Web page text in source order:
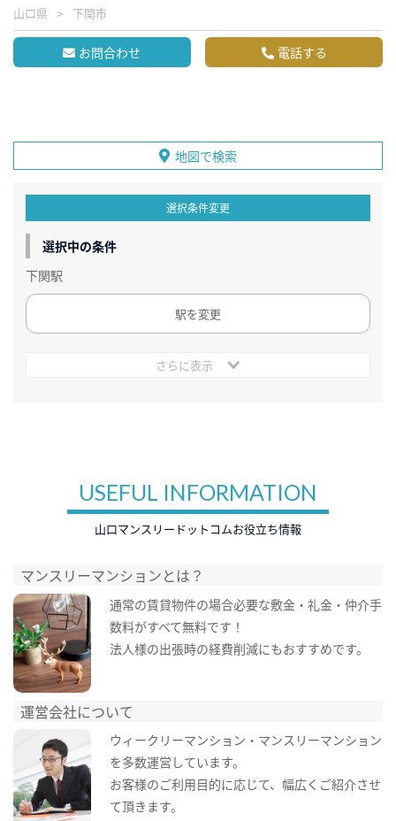
山口県 下関市
お問合わせ 電話する
地図で検索
選択条件変更
選択中の条件
下関駅
駅を変更
さらに表示
USEFUL INFORMATION
山口マンスリードットコムお役立ち情報
マンスリーマンションとは？
通常の賃貸物件の場合必要な敷金・礼金・仲介手
数料がすべて無料です！
法人様の出張時の経費削減にもおすすめです。
運営会社について
ウィークリーマンション・マンスリーマンション
を多数運営しています。
お客様のご利用目的に応じて、幅広くご紹介させ
て頂きます。